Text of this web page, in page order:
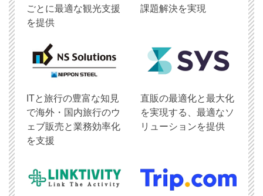
ごとに最適な観光支援
を提供
課題解決を実現
ITと旅行の豊富な知見
で海外・国内旅行のウ
ェブ販売と業務効率化
を支援
直販の最適化と最大化
を実現する、最適なソ
リューションを提供